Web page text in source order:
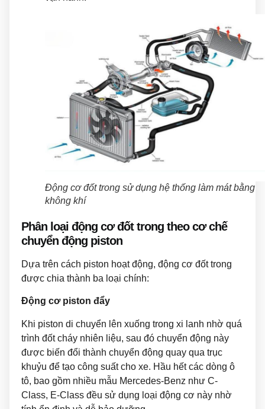
Động cơ đốt trong sử dụng hệ thống làm mát bằng
không khí
Phân loại động cơ đốt trong theo cơ chế
chuyển động piston
Dựa trên cách piston hoạt động, động cơ đốt trong
được chia thành ba loại chính:
Động cơ piston đẩy
Khi piston di chuyển lên xuống trong xi lanh nhờ quá
trình đốt cháy nhiên liệu, sau đó chuyển động này
được biến đổi thành chuyển động quay qua trục
khuỷu để tạo công suất cho xe. Hầu hết các dòng ô
tô, bao gồm nhiều mẫu Mercedes-Benz như C-
Class, E-Class đều sử dụng loại động cơ này nhờ